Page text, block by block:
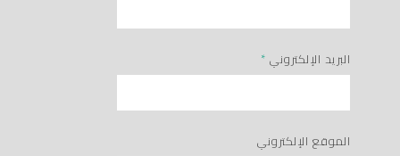
البريد الإلكتروني *
الموقع الإلكتروني